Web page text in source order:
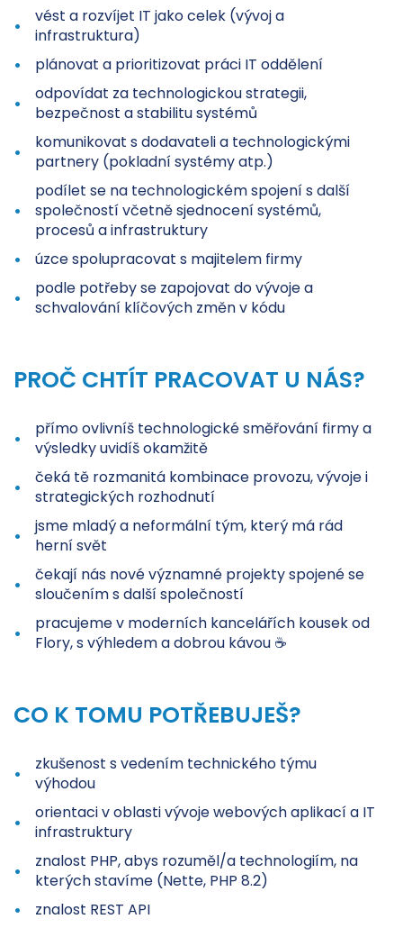
vést a rozvíjet IT jako celek (vývoj a
infrastruktura)
plánovat a prioritizovat práci IT oddělení
odpovídat za technologickou strategii,
bezpečnost a stabilitu systémů
komunikovat s dodavateli a technologickými
partnery (pokladní systémy atp.)
podílet se na technologickém spojení s další
společností včetně sjednocení systémů,
procesů a infrastruktury
úzce spolupracovat s majitelem firmy
podle potřeby se zapojovat do vývoje a
schvalování klíčových změn v kódu
PROČ CHTÍT PRACOVAT U NÁS?
přímo ovlivníš technologické směřování firmy a
výsledky uvidíš okamžitě
čeká tě rozmanitá kombinace provozu, vývoje i
strategických rozhodnutí
jsme mladý a neformální tým, který má rád
herní svět
čekají nás nové významné projekty spojené se
sloučením s další společností
pracujeme v moderních kancelářích kousek od
Flory, s výhledem a dobrou kávou ☕
CO K TOMU POTŘEBUJEŠ?
zkušenost s vedením technického týmu
výhodou
orientaci v oblasti vývoje webových aplikací a IT
infrastruktury
znalost PHP, abys rozuměl/a technologiím, na
kterých stavíme (Nette, PHP 8.2)
znalost REST API